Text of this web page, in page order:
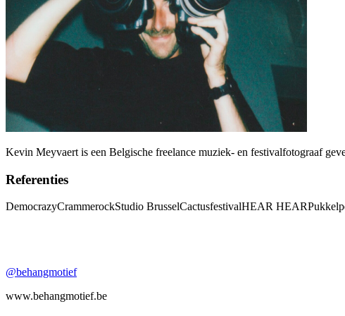
Kevin Meyvaert is een Belgische freelance muziek- en festivalfotograaf
Referenties
DemocrazyCrammerockStudio BrusselCactusfestivalHEAR HEAR
@behangmotief
www.behangmotief.be